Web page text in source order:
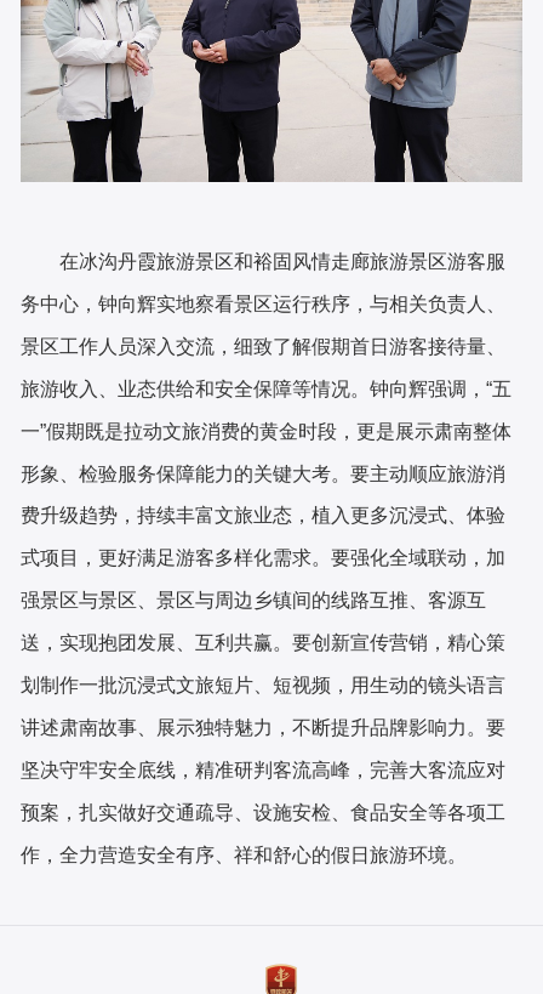
在冰沟丹霞旅游景区和裕固风情走廊旅游景区游客服
务中心，钟向辉实地察看景区运行秩序，与相关负责人、
景区工作人员深入交流，细致了解假期首日游客接待量、
旅游收入、业态供给和安全保障等情况。钟向辉强调，“五
一”假期既是拉动文旅消费的黄金时段，更是展示肃南整体
形象、检验服务保障能力的关键大考。要主动顺应旅游消
费升级趋势，持续丰富文旅业态，植入更多沉浸式、体验
式项目，更好满足游客多样化需求。要强化全域联动，加
强景区与景区、景区与周边乡镇间的线路互推、客源互
送，实现抱团发展、互利共赢。要创新宣传营销，精心策
划制作一批沉浸式文旅短片、短视频，用生动的镜头语言
讲述肃南故事、展示独特魅力，不断提升品牌影响力。要
坚决守牢安全底线，精准研判客流高峰，完善大客流应对
预案，扎实做好交通疏导、设施安检、食品安全等各项工
作，全力营造安全有序、祥和舒心的假日旅游环境。